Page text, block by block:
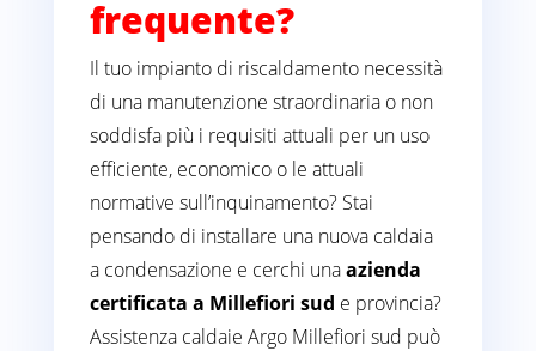
frequente?
Il tuo impianto di riscaldamento necessità
di una manutenzione straordinaria o non
soddisfa più i requisiti attuali per un uso
efficiente, economico o le attuali
normative sull’inquinamento? Stai
pensando di installare una nuova caldaia
a condensazione e cerchi unaazienda
certificata a Millefiori sud e provincia?
Assistenza caldaie Argo Millefiori sud può